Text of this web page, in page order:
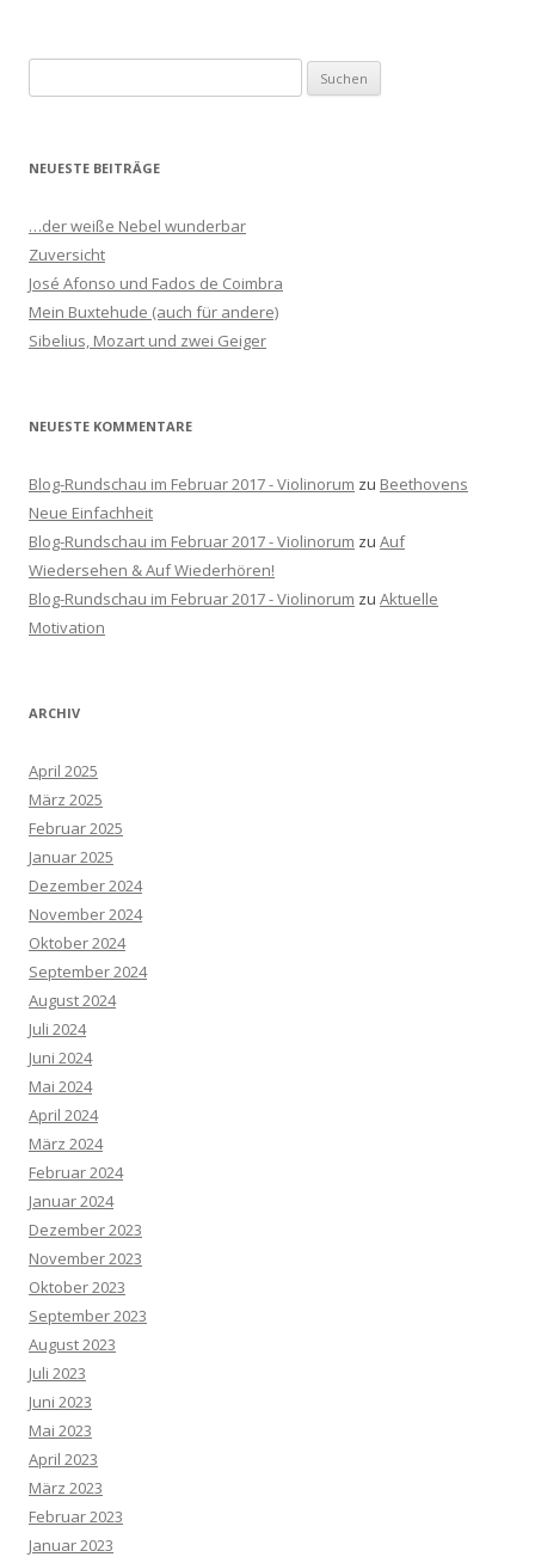
u
h
n
a
c
h
NEUESTE BEITRÄGE
…der weiße Nebel wunderbar
Zuversicht
José Afonso und Fados de Coimbra
Mein Buxtehude (auch für andere)
Sibelius, Mozart und zwei Geiger
NEUESTE KOMMENTARE
Blog-Rundschau im Februar 2017 - Violinorum zu Beethovens
Neue Einfachheit
Blog-Rundschau im Februar 2017 - Violinorum zu Auf
Wiedersehen & Auf Wiederhören!
Blog-Rundschau im Februar 2017 - Violinorum zu Aktuelle
Motivation
ARCHIV
April 2025
März 2025
Februar 2025
Januar 2025
Dezember 2024
November 2024
Oktober 2024
September 2024
August 2024
Juli 2024
Juni 2024
Mai 2024
April 2024
März 2024
Februar 2024
Januar 2024
Dezember 2023
November 2023
Oktober 2023
September 2023
August 2023
Juli 2023
Juni 2023
Mai 2023
April 2023
März 2023
Februar 2023
Januar 2023